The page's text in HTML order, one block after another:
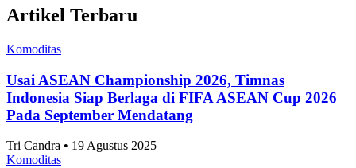
Artikel Terbaru
Komoditas
Usai ASEAN Championship 2026, Timnas
Indonesia Siap Berlaga di FIFA ASEAN Cup 2026
Pada September Mendatang
Tri Candra • 19 Agustus 2025
Komoditas